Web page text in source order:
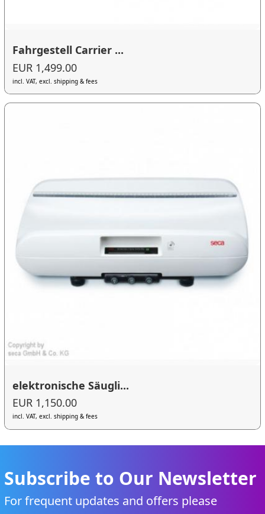
Fahrgestell Carrier ...
EUR 1,499.00
incl. VAT, excl. shipping & fees
elektronische Säugli...
EUR 1,150.00
incl. VAT, excl. shipping & fees
Subscribe to Our Newsletter
For frequent updates and offers please